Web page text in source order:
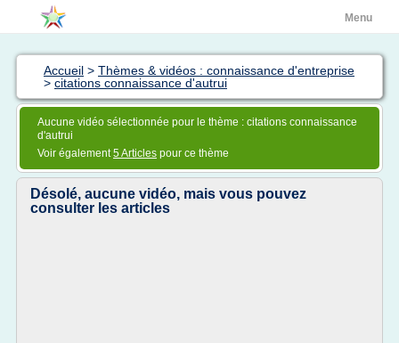
Menu
Accueil > Thèmes & vidéos : connaissance d'entreprise
> citations connaissance d'autrui
Aucune vidéo sélectionnée pour le thème : citations connaissance
d'autrui
Voir également5 Articles pour ce thème
Désolé, aucune vidéo, mais vous pouvez
consulter les articles